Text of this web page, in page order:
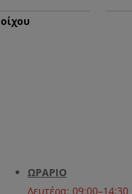
ΩΡΑΡΙΟ
Δευτέρα: 09:00–14:30